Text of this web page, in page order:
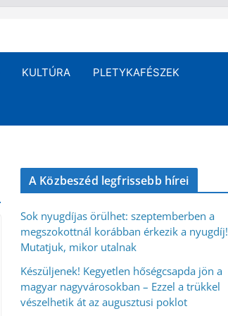
KULTÚRA PLETYKAFÉSZEK
A Közbeszéd legfrissebb hírei
Sok nyugdíjas örülhet: szeptemberben a
megszokottnál korábban érkezik a nyugdíj!
Mutatjuk, mikor utalnak
Készüljenek! Kegyetlen hőségcsapda jön a
magyar nagyvárosokban – Ezzel a trükkel
vészelhetik át az augusztusi poklot